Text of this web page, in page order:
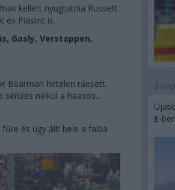
kellett nyugtatnia Russellt
és Piastrit is.
Gasly, Verstappen,
Bearman hirtelen ráesett.
nélkül a haasos...
és úgy állt bele a falba -
3
E-ben